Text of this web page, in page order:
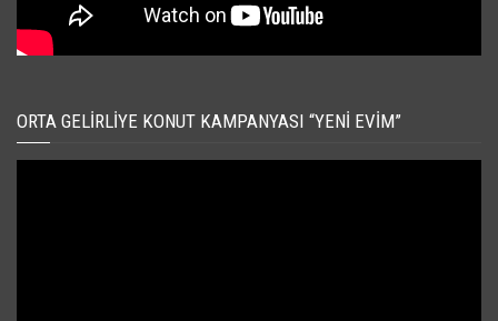
ORTA GELIRLIYE KONUT KAMPANYASI “YENI EVIM”